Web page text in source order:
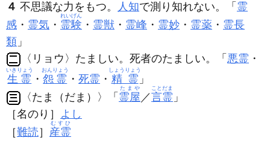
４ 不思議な力をもつ。 人知で測り知れない。「 霊
感 ・ 霊気 ・ 霊験
れいげん
・ 霊獣 ・ 霊峰 ・ 霊妙 ・ 霊薬 ・ 霊長
類 」
〈リョウ〉たましい。死者のたましい。「 悪霊 ・
生霊
いきりょう
・ 怨霊
おんりょう
・ 死霊 ・ 精霊
しょうりょう
」
〈たま（だま）〉「 霊屋
たまや
／言霊
ことだま
」
［名のり］ よし
［難読］ 産霊
むすひ